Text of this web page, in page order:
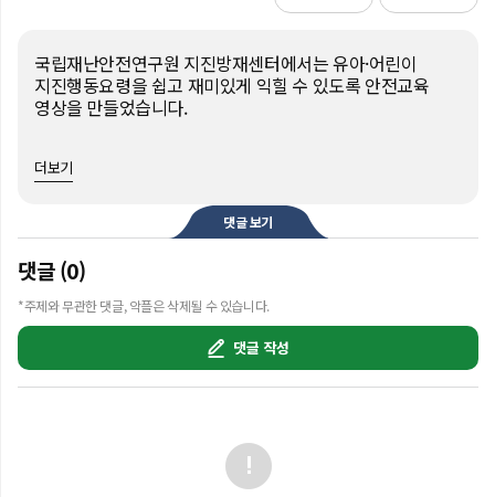
국립재난안전연구원 지진방재센터에서는 유아·어린이
지진행동요령을 쉽고 재미있게 익힐 수 있도록 안전교육
영상을 만들었습니다.
강아지, 카피바라, 고양이, 토끼, 햄스터 친구들과 함께
지진이 발생했을 때 어떻게 대피해야 하는지 따라 해보세요.
손은 머리!
입은 쉿쉿!
귀는 쫑긋!
발은 차례차례
우리 아이들이 즐겁게 따라 부르며 자연스럽게 안전 습관을
익힐 수 있도록 만든 교육 콘텐츠로,
가정, 유치원, 어린이집, 학교에서 다 함께 활용해 주세요.
더보기
댓글 보기
댓글 (0)
*주제와 무관한 댓글, 악플은 삭제될 수 있습니다.
댓글 작성